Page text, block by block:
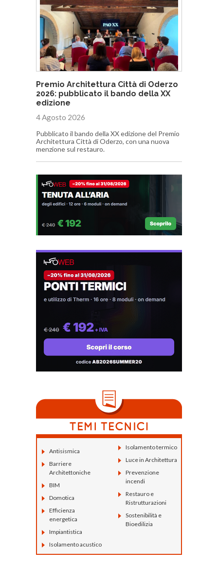
Premio Architettura Città di Oderzo
2026: pubblicato il bando della XX
edizione
4 Agosto 2026
Pubblicato il bando della XX edizione del Premio
Architettura Città di Oderzo, con una nuova
menzione sul restauro.
Antisismica
Barriere
Architettoniche
BIM
Domotica
Efficienza
energetica
Impiantistica
Isolamento acustico
Isolamento termico
Luce in Architettura
Prevenzione
incendi
Restauro e
Ristrutturazioni
Sostenibilità e
Bioedilizia